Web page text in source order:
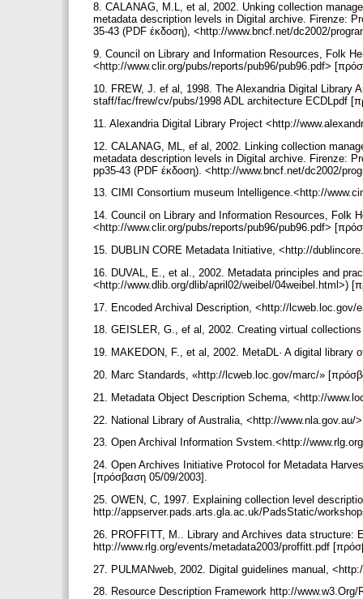
8. CALANAG, M.L, et al, 2002. Unking collection
metadata description levels in Digital archive. Firenze:
35-43 (PDF έκδοση), <http://www.bncf.net/dc2002/
9. Council on Library and Information Resources, Folk
<http://www.clir.org/pubs/reports/pub96/pub96.pdf>
10. FREW, J. ef al, 1998. The Alexandria Digital Library
staff/fac/frew/cv/pubs/1998 ADL architecture ECDLpdf
11. Alexandria Digital Library Project <http://
12. CALANAG, ML, ef al, 2002. Linking collection
metadata description levels in Digital archive. Firenze:
pp35-43 (PDF έκδοση). <http://www.bncf.net/dc2002/
13. CIMI Consortium museum lntelligence.<http://
14. Council on Library and Information Resources, Folk
<http://www.clir.org/pubs/reports/pub96/pub96.pdf>
15. DUBLIN CORE Metadata Initiative, <http://
16. DUVAL, E., et al., 2002. Metadata principles and
<http://www.dlib.org/dlib/april02/weibel/04weibel.html>)
17. Encoded Archival Description, <http://
18. GEISLER, G., ef al, 2002. Creating virtual
19. MAKEDON, F., et al, 2002. MetaDL· A digital
20. Marc Standards, «http://lcweb.loc.gov/marc/»
21. Metadata Object Description Schema, <http://
22. National Library of Australia, <http://
23. Open Archival Information Svstem.<http://
24. Open Archives Initiative Protocol for Metadata
[πρόσβαση 05/09/2003].
25. OWEN, C, 1997. Explaining collection level
http://appserver.pads.arts.gla.ac.uk/PadsStatic/
26. PROFFITT, M.. Library and Archives data structure:
http://www.rlg.org/events/metadata2003/proffitt.pdf
27. PULMANweb, 2002. Digital guidelines manual,
28. Resource Description Framework http://